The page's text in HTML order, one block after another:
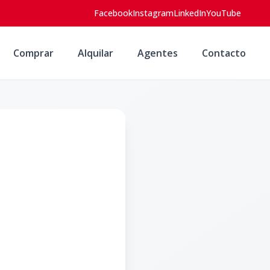
FacebookInstagramLinkedInYouTube
Comprar Alquilar Agentes Contacto